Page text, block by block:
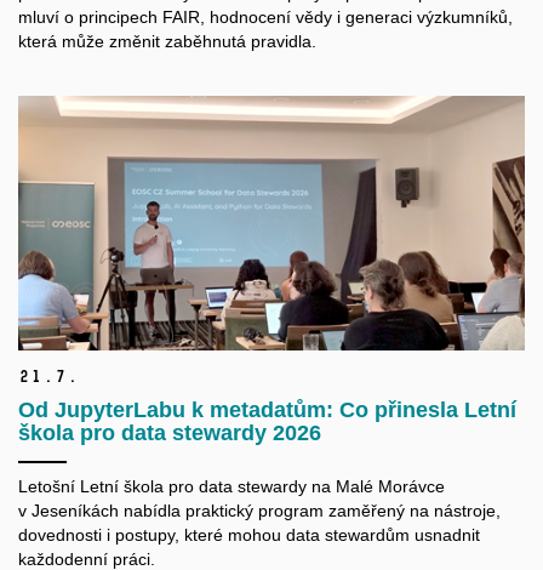
mluví o principech FAIR, hodnocení vědy i generaci výzkumníků,
která může změnit zaběhnutá pravidla.
21. 7.
Od JupyterLabu k metadatům: Co přinesla Letní
škola pro data stewardy 2026
Letošní Letní škola pro data stewardy na Malé Morávce
v Jeseníkách nabídla praktický program zaměřený na nástroje,
dovednosti i postupy, které mohou data stewardům usnadnit
každodenní práci.